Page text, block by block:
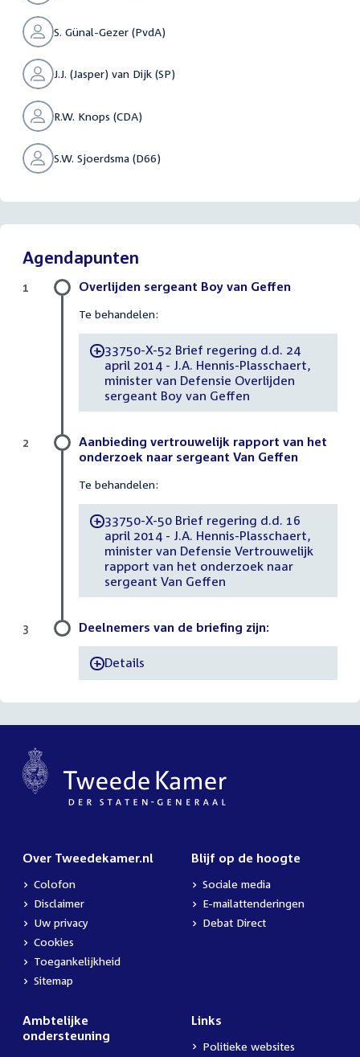
S. Günal-Gezer (PvdA)
J.J. (Jasper) van Dijk (SP)
R.W. Knops (CDA)
S.W. Sjoerdsma (D66)
Agendapunten
Overlijden sergeant Boy van Geffen
Te behandelen:
-33750-X-52 Brief regering d.d. 24
april 2014 - J.A. Hennis-Plasschaert,
minister van Defensie Overlijden
sergeant Boy van Geffen
1
Aanbieding vertrouwelijk rapport van het
onderzoek naar sergeant Van Geffen
Te behandelen:
-33750-X-50 Brief regering d.d. 16
april 2014 - J.A. Hennis-Plasschaert,
minister van Defensie Vertrouwelijk
rapport van het onderzoek naar
sergeant Van Geffen
2
Deelnemers van de briefing zijn:
-Details
3
Over Tweedekamer.nl
Colofon
Disclaimer
Uw privacy
Cookies
Toegankelijkheid
Sitemap
Blijf op de hoogte
Sociale media
E-mailattenderingen
Debat Direct
Ambtelijke
ondersteuning
Links
Politieke websites